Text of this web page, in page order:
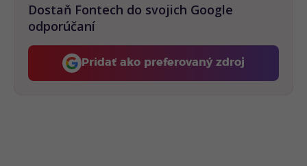
Dostaň Fontech do svojich Google
odporúčaní
Pridať ako preferovaný zdroj
Fontech, odkaz sa otvorí v